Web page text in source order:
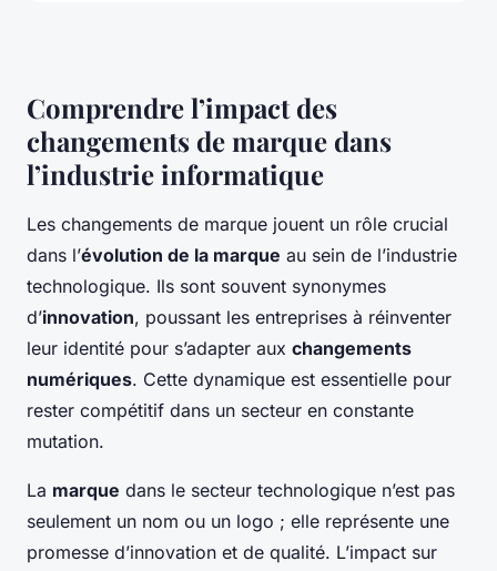
Comprendre l’impact des
changements de marque dans
l’industrie informatique
Les changements de marque jouent un rôle crucial
dans l’évolution de la marque au sein de l’industrie
technologique. Ils sont souvent synonymes
d’innovation, poussant les entreprises à réinventer
leur identité pour s’adapter aux changements
numériques. Cette dynamique est essentielle pour
rester compétitif dans un secteur en constante
mutation.
La marque dans le secteur technologique n’est pas
seulement un nom ou un logo ; elle représente une
promesse d’innovation et de qualité. L’impact sur